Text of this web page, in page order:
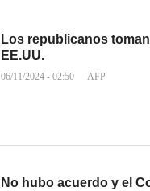
Los republicanos
EE.UU.
06/11/2024 - 02:50 AFP
No hubo acuerdo y el